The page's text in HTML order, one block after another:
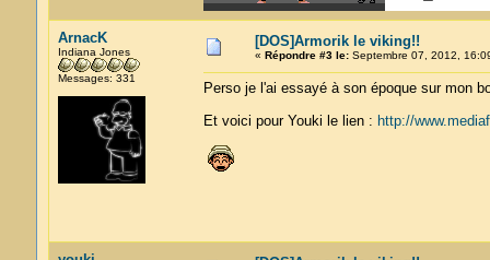
ArnacK
Indiana Jones
Messages: 331
[DOS]Armorik le viking!!
« Répondre #3 le:Septembre 07, 2012,
Perso je l'ai essayé à son époque sur mon
Et voici pour Youki le lien : http://